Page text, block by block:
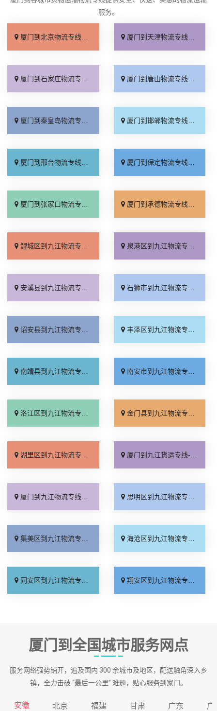
服务。
厦门到北京物流专线_直达不中转「送货到门」 厦门到天津物流专线_运保时效「高效快运」
厦门到石家庄物流专线_准时准点「多少公里」 厦门到唐山物流专线_全境派送「收费介绍」
厦门到秦皇岛物流专线_高效运输「运保时效」 厦门到邯郸物流专线_物流拼车「全境配送」
厦门到邢台物流专线_专业靠谱「上门提货」 厦门到保定物流专线_全程直达「高效运输」
厦门到张家口物流专线_全境派送「多久能到」 厦门到承德物流专线_专业调车「合理收费」
鲤城区到九江物流专线_快运直达「资质齐全」 泉港区到九江物流专线_整车配货「市县派送」
安溪县到九江物流专线_不随意加价「价位合理」 石狮市到九江物流专线_急你所需「收费标准」
诏安县到九江物流专线_全程无虑「放心物流」 丰泽区到九江物流专线_一站式托运「实时跟踪 」
南靖县到九江物流专线_全境派送「高速快运」 南安市到九江物流专线_天天发车「无需中转」
洛江区到九江物流专线_运价查询「全境配送」 金门县到九江物流专线_每日发车「专业靠谱」
湖里区到九江物流专线_专业靠谱「快运直达」 厦门到九江货运专线-厦门到九江物流公司_准时到货「省事省心」
厦门到九江物流专线_损坏理赔「直达不中转」 思明区到九江物流专线_多年经验「直发全境」
集美区到九江物流专线_限时必达「运价行情」 海沧区到九江物流专线_送货到门「托运省心」
同安区到九江物流专线_实时跟踪 「多久能到」 翔安区到九江物流专线_要几天到「价位合理」
厦门到全国城市服务网点
服务网络强势铺开，遍及国内 300 余城市及地区，配送触角深入乡
镇，全力击破 “最后一公里” 难题，贴心服务到家门。
安徽 北京 福建 甘肃 广东 广